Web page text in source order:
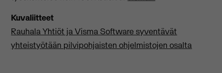
Kuvaliitteet
Rauhala Yhtiöt ja Visma Software syventävät
yhteistyötään pilvipohjaisten ohjelmistojen osalta